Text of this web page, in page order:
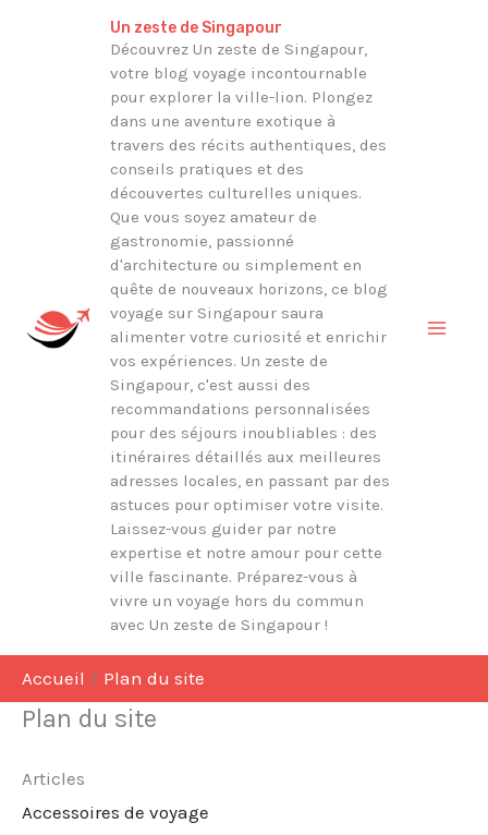
Un zeste de Singapour
Découvrez Un zeste de Singapour,
votre blog voyage incontournable
pour explorer la ville-lion. Plongez
dans une aventure exotique à
travers des récits authentiques, des
conseils pratiques et des
découvertes culturelles uniques.
Que vous soyez amateur de
gastronomie, passionné
d'architecture ou simplement en
quête de nouveaux horizons, ce blog
voyage sur Singapour saura
alimenter votre curiosité et enrichir
vos expériences. Un zeste de
Singapour, c'est aussi des
recommandations personnalisées
pour des séjours inoubliables : des
itinéraires détaillés aux meilleures
adresses locales, en passant par des
astuces pour optimiser votre visite.
Laissez-vous guider par notre
expertise et notre amour pour cette
ville fascinante. Préparez-vous à
vivre un voyage hors du commun
avec Un zeste de Singapour !
Accueil Plan du site
Plan du site
Articles
Accessoires de voyage